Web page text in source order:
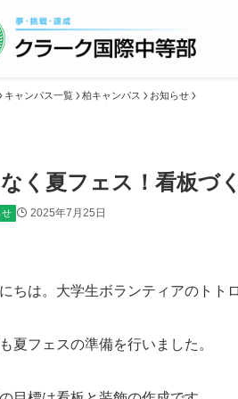
キャンパス一覧 柏キャンパス お知らせ
く夏フェス！看板づ
せ 2025年7月25日
ちは。大学生ボランティアのトト
夏フェスの準備を行いました。